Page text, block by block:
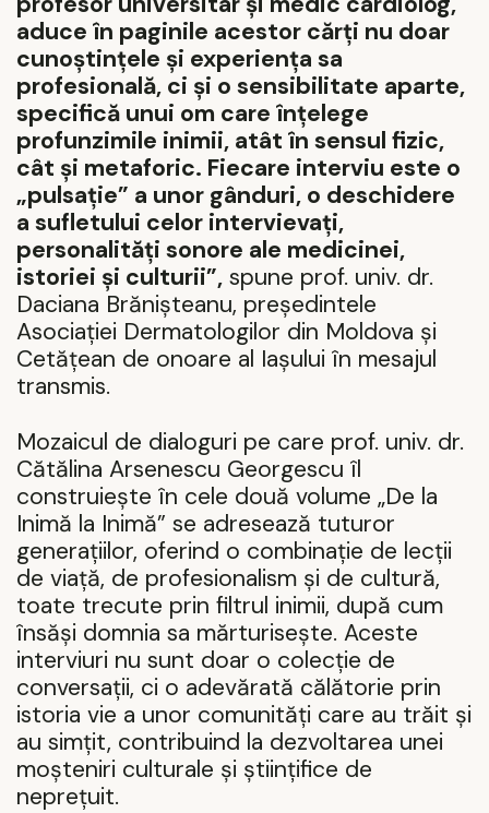
aduce în paginile acestor cărți nu doar
cunoștințele și experiența sa
profesională, ci și o sensibilitate aparte,
specifică unui om care înțelege
profunzimile inimii, atât în sensul fizic,
cât și metaforic. Fiecare interviu este o
„pulsație” a unor gânduri, o deschidere
a sufletului celor intervievați,
personalități sonore ale medicinei,
istoriei și culturii”, spune prof. univ. dr.
Daciana Brănișteanu, președintele
Asociației Dermatologilor din Moldova și
Cetățean de onoare al Iașului în mesajul
transmis.
Mozaicul de dialoguri pe care prof. univ. dr.
Cătălina Arsenescu Georgescu îl
construiește în cele două volume „De la
Inimă la Inimă” se adresează tuturor
generațiilor, oferind o combinație de lecții
de viață, de profesionalism și de cultură,
toate trecute prin filtrul inimii, după cum
însăși domnia sa mărturisește. Aceste
interviuri nu sunt doar o colecție de
conversații, ci o adevărată călătorie prin
istoria vie a unor comunități care au trăit și
au simțit, contribuind la dezvoltarea unei
moșteniri culturale și științifice de
neprețuit.